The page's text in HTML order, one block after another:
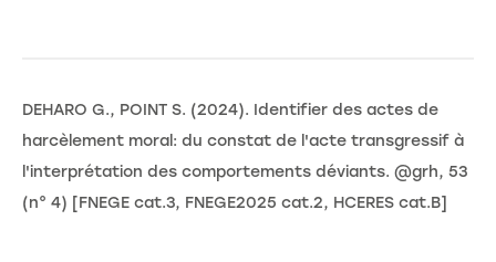
DEHARO G., POINT S. (2024). Identifier des actes de
harcèlement moral: du constat de l'acte transgressif à
l'interprétation des comportements déviants. @grh, 53
(n° 4) [FNEGE cat.3, FNEGE2025 cat.2, HCERES cat.B]